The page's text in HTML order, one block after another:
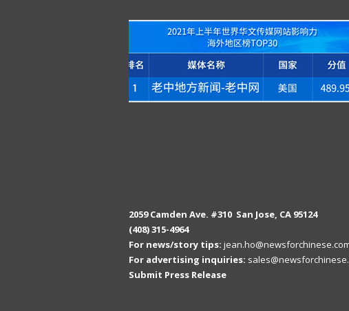
2059 Camden Ave. #310 San Jose, CA 95124
(408) 315-4964
For news/story tips:
For advertising inquiries:
Submit Press Release